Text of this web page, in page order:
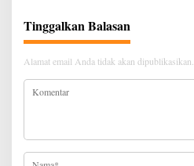
Tinggalkan Balasan
Alamat email Anda tidak akan dipublikasikan.